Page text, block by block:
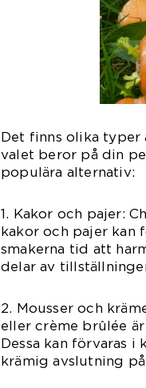
Det finns olika typer
valet beror på din
populära alternativ:
1. Kakor och pajer:
kakor och pajer kan
smakerna tid att
delar av
2. Mousser och
eller crème brûlée
Dessa kan förvaras
krämig avslutning